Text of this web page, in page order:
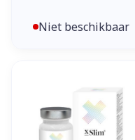
Niet beschikbaar